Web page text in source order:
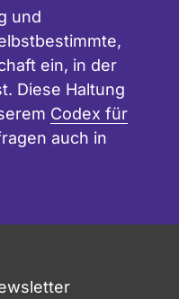
und
ein, in der
Diese Haltung
Codex für
auch in